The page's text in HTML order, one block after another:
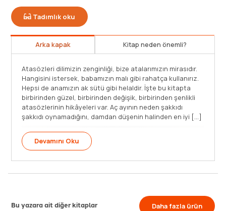
Tadımlık oku
Arka kapak Kitap neden önemli?
mirasıdır.
rahatça kullanırız.
İşte bu kitapta
şenlikli
şakkıdı
halinden en iyi [...]
Gençler için hazırlanmış hem bilgi veren
keyifli bir kitap.
Halk kültürümüz ve dilimiz hakkında
Bu yazara ait diğer kitaplar Daha fazla ürün